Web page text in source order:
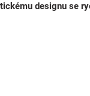
designu se